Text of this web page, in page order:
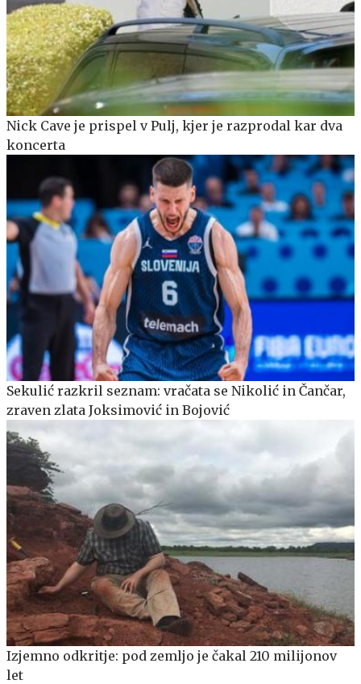
Nick Cave je prispel v Pulj, kjer je razprodal kar dva
koncerta
Sekulić razkril seznam: vračata se Nikolić in Čančar,
zraven zlata Joksimović in Bojović
Izjemno odkritje: pod zemljo je čakal 210 milijonov
let